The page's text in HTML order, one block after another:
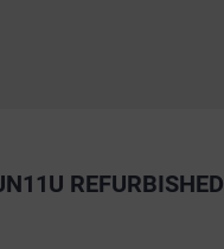
REFURBISHED